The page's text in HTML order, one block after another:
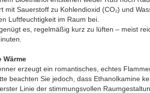
mit Sauerstoff zu Kohlendioxid (CO₂) und
Luftfeuchtigkeit im Raum bei.
es, regelmäßig kurz zu lüften – meist
Wärme
erzeugt ein romantisches, echtes
beachten Sie jedoch, dass Ethanolkamine
Linie der stimmungsvollen